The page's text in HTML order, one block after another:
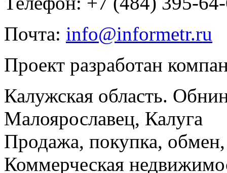
Почта: info@informetr.ru
Проект разработан
Калужская область.
Малоярославец, Калуга
Продажа, покупка, обмен,
Коммерческая